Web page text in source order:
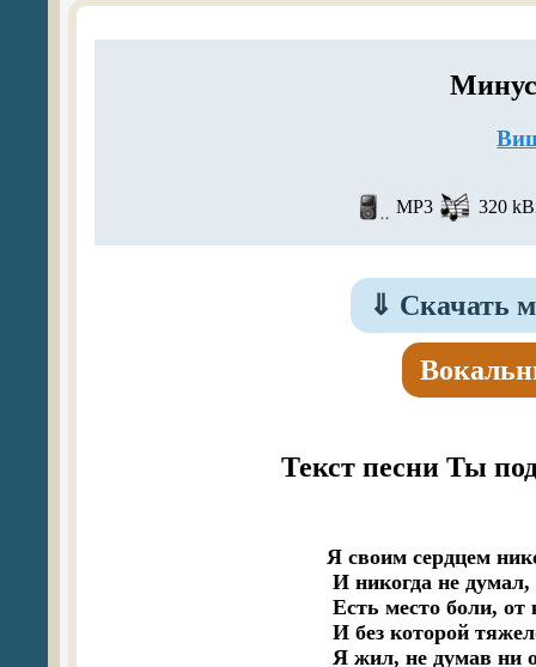
MP3 320
⇓ Скачать
Текст песни Ты
Я своим сердцем
И никогда не
Есть место боли, от
И без которой
Я жил, не думав ни